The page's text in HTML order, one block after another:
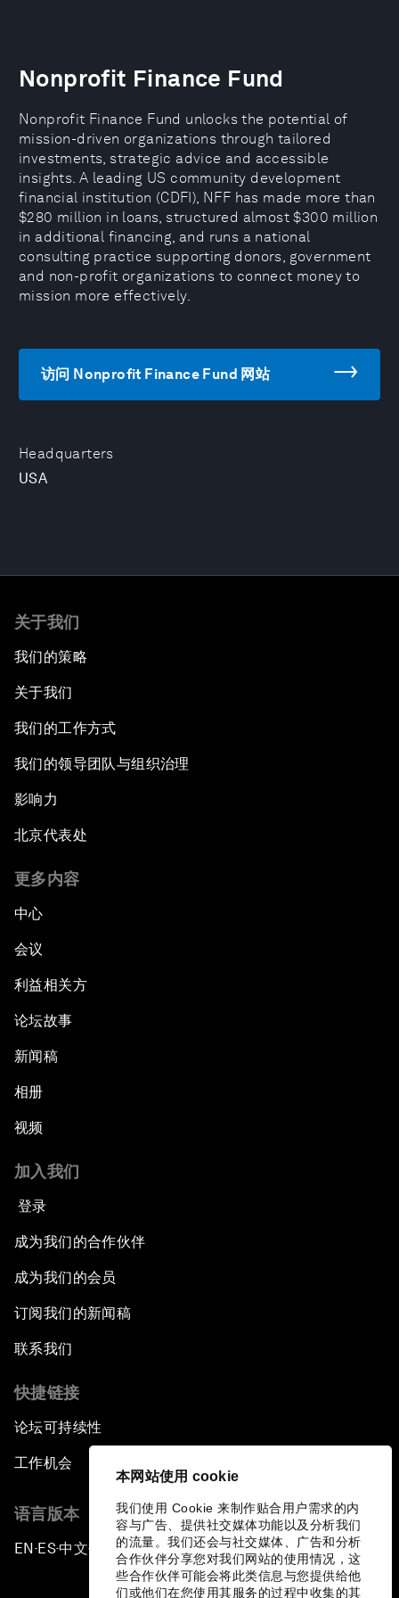
本网站使用 cookie
我们使用 Cookie 来制作贴合用户需求的内
容与广告、提供社交媒体功能以及分析我们
的流量。我们还会与社交媒体、广告和分析
合作伙伴分享您对我们网站的使用情况，这
些合作伙伴可能会将此类信息与您提供给他
们或他们在您使用其服务的过程中收集的其
Headquarters
USA
Nonprofit Finance Fund
Nonprofit Finance Fund unlocks the potential of
mission-driven organizations through tailored
investments, strategic advice and accessible
insights. A leading US community development
financial institution (CDFI), NFF has made more than
$280 million in loans, structured almost $300 million
in additional financing, and runs a national
consulting practice supporting donors, government
and non-profit organizations to connect money to
mission more effectively.
访问 Nonprofit Finance Fund 网站
关于我们
我们的策略
关于我们
我们的工作方式
我们的领导团队与组织治理
影响力
北京代表处
更多内容
中心
会议
利益相关方
论坛故事
新闻稿
相册
视频
加入我们
登录
成为我们的合作伙伴
成为我们的会员
订阅我们的新闻稿
联系我们
快捷链接
论坛可持续性
工作机会
语言版本
EN ▪ES▪中文▪ 日本語